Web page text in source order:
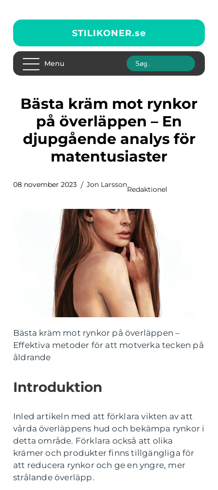
STILIKONER.se
Menu
Bästa kräm mot rynkor
på överläppen – En
djupgående analys för
matentusiaster
08 november 2023 Jon Larsson
Redaktionel
Bästa kräm mot rynkor på överläppen –
Effektiva metoder för att motverka tecken på
åldrande
Introduktion
Inled artikeln med att förklara vikten av att
vårda överläppens hud och bekämpa rynkor i
detta område. Förklara också att olika
krämer och produkter finns tillgängliga för
att reducera rynkor och ge en yngre, mer
strålande överläpp.